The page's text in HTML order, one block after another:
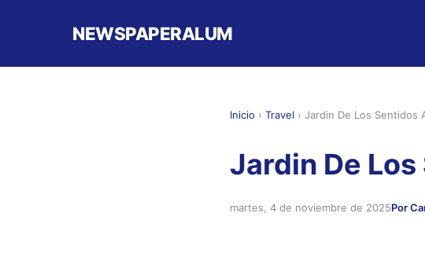
NEWSPAPERALUM
Inicio › Travel › Jardin De Los Sentidos
Jardin De
martes, 4 de noviembre de 2025Por